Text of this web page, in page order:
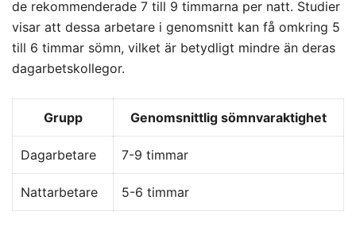
de rekommenderade 7 till 9 timmarna per natt. Studier
visar att dessa arbetare i genomsnitt kan få omkring 5
till 6 timmar sömn, vilket är betydligt mindre än deras
dagarbetskollegor.
Grupp Genomsnittlig sömnvaraktighet
Dagarbetare 7-9 timmar
Nattarbetare 5-6 timmar